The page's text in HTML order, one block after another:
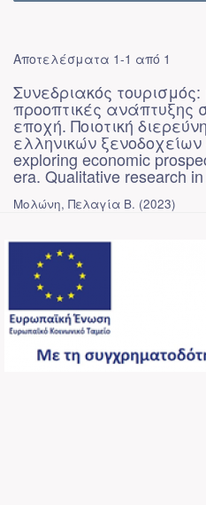
Αποτελέσματα 1-1 από 1
Συνεδριακός
προοπτικές ανάπτυξης
εποχή. Ποιοτική
ελληνικών ξενοδοχείων
exploring economic
era. Qualitative research
Μολώνη, Πελαγία Β. (2023)